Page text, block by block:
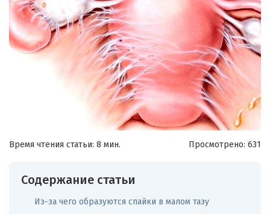
Время чтения статьи: 8 мин. Просмотрено: 631
Содержание статьи
Из-за чего образуются спайки в малом тазу
Я согласен наобработку моих персональных данных